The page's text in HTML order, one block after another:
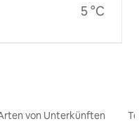
5 °C
von Unterkünften